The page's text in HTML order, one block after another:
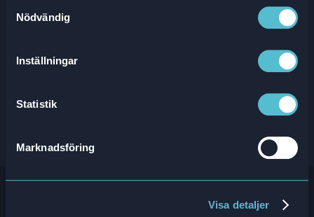
Nödvändig
Inställningar
Statistik
Marknadsföring
Visa detaljer